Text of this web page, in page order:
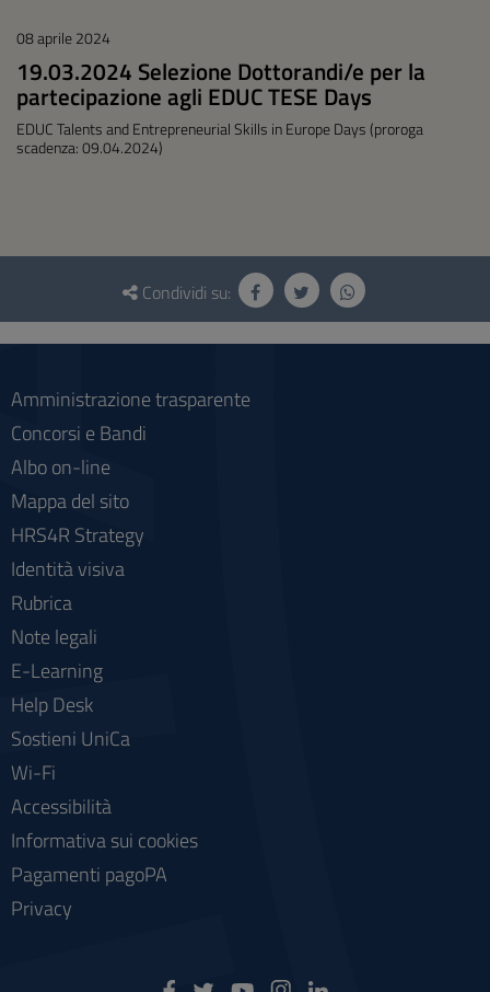
08 aprile 2024
19.03.2024 Selezione Dottorandi/e per la
partecipazione agli EDUC TESE Days
EDUC Talents and Entrepreneurial Skills in Europe Days (proroga
scadenza: 09.04.2024)
Questionario
social
Condividi su:
Amministrazione trasparente
Concorsi e Bandi
Albo on-line
Mappa del sito
HRS4R Strategy
Identità visiva
Rubrica
Note legali
E-Learning
Help Desk
Sostieni UniCa
Wi-Fi
Accessibilità
Informativa sui cookies
Pagamenti pagoPA
Privacy